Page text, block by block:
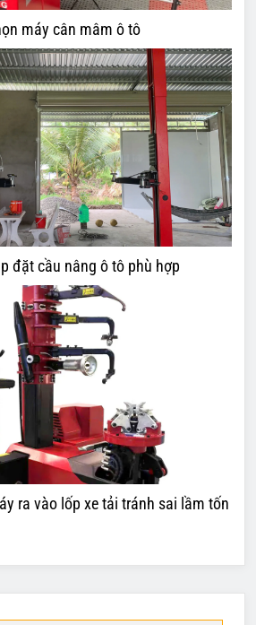
máy cân mâm ô tô
đặt cầu nâng ô tô phù hợp
ra vào lốp xe tải tránh sai lầm tốn